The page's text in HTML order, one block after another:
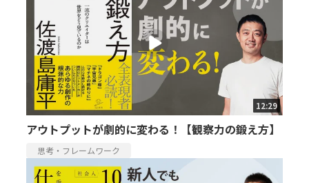
12:29
アウトプットが劇的に変わる！【観察力の鍛え方】
思考・フレームワーク